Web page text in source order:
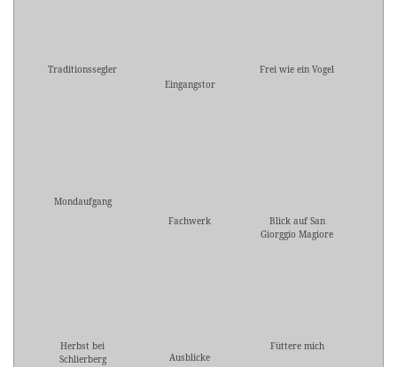
Traditionssegler
Eingangstor
Frei wie ein Vogel
Mondaufgang
Fachwerk
Blick auf San
Giorggio Magiore
Herbst bei
Schlierberg
Ausblicke
Füttere mich